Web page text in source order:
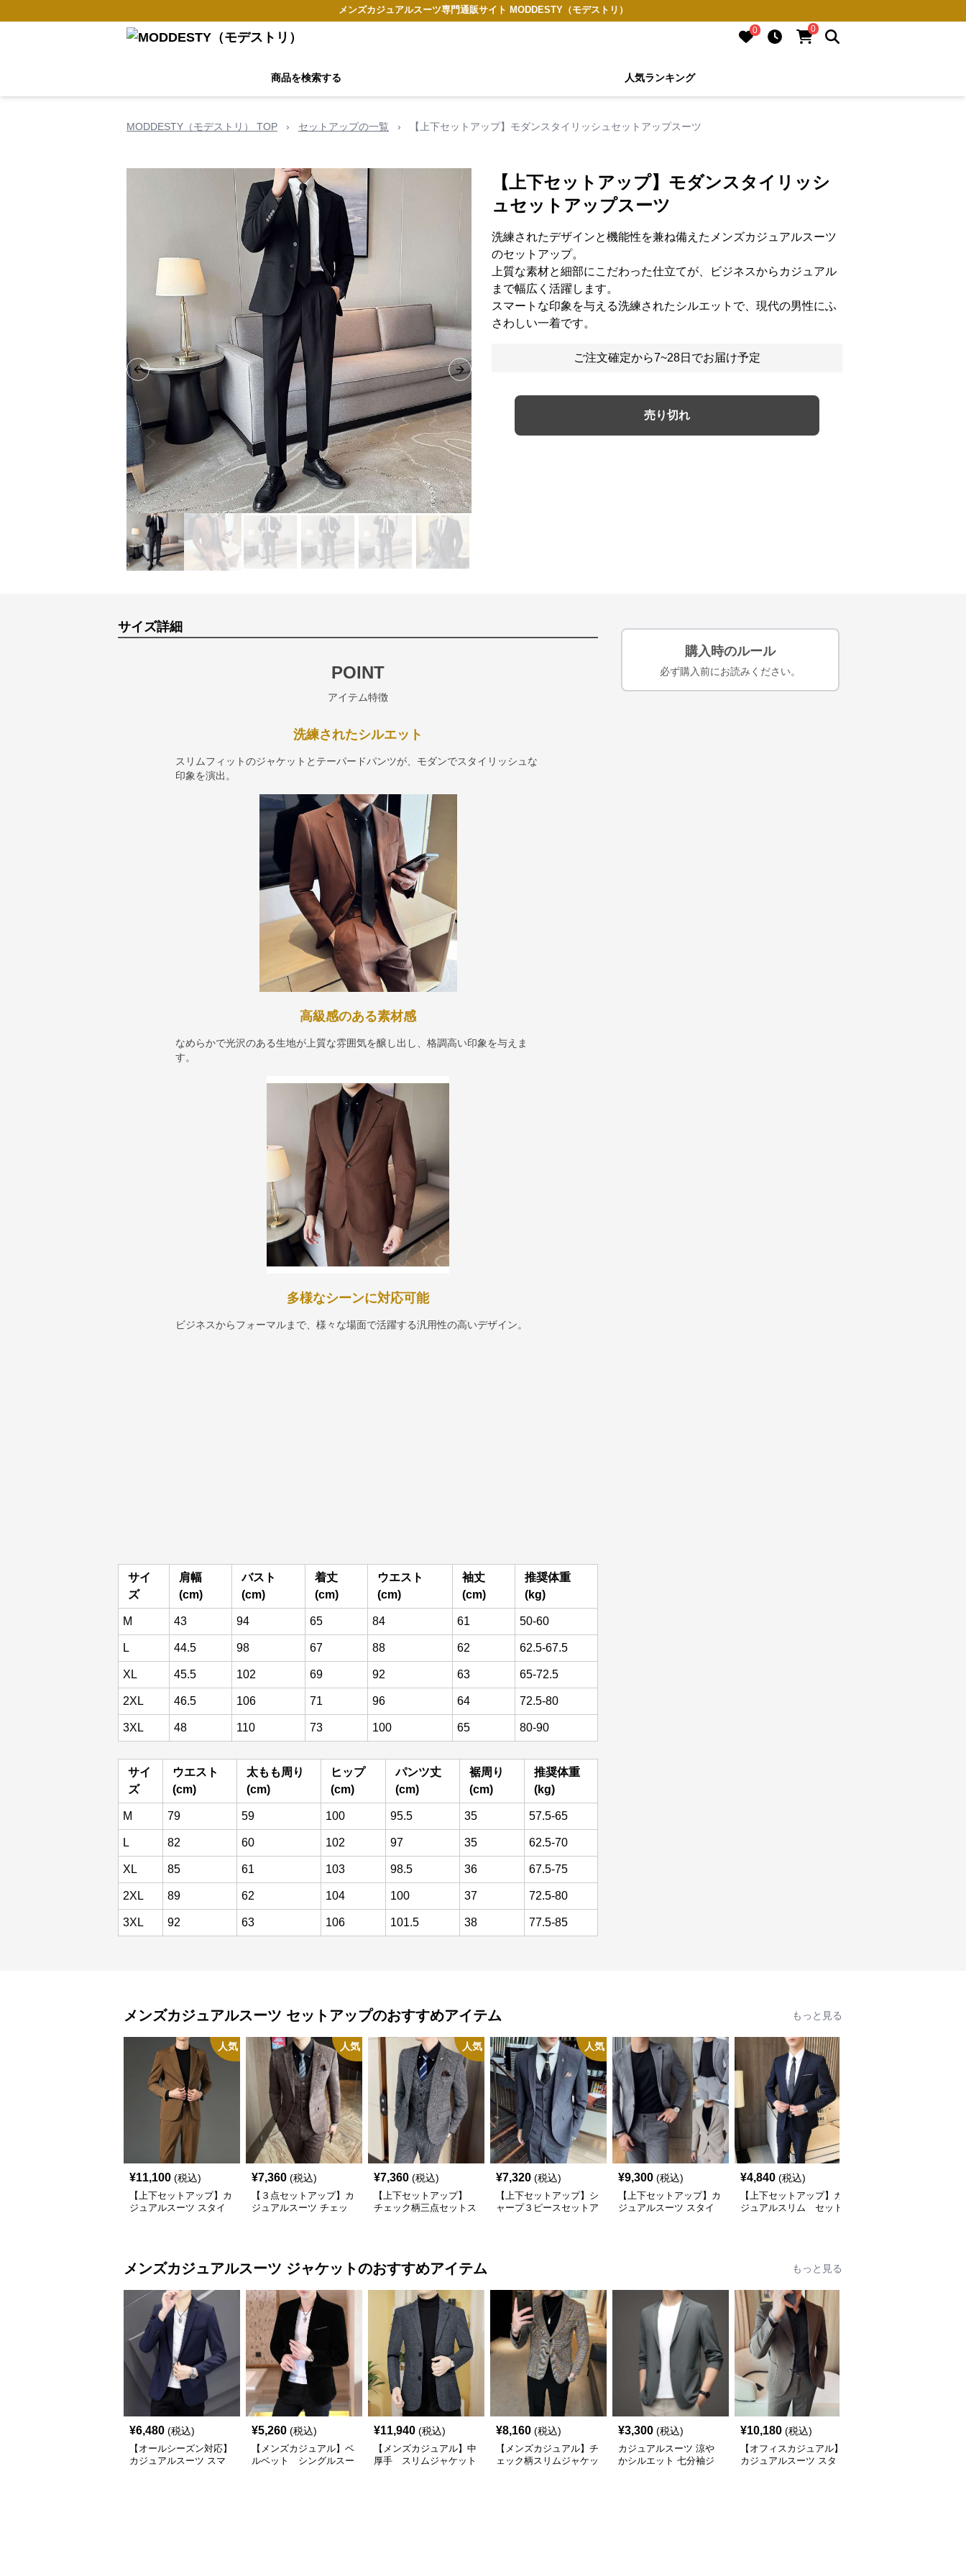
メンズカジュアルスーツ専門通販サイト MODDESTY（モデストリ）
0 0
商品を検索する 人気ランキング
MODDESTY（モデストリ） TOP › セットアップの一覧 › 【上下セットアップ】モダンスタイリッシュセットアップスーツ
Previous slide Next slide
【上下セットアップ】モダンスタイリッシ
ュセットアップスーツ
洗練されたデザインと機能性を兼ね備えたメンズカジュアルスーツ
のセットアップ。
上質な素材と細部にこだわった仕立てが、ビジネスからカジュアル
まで幅広く活躍します。
スマートな印象を与える洗練されたシルエットで、現代の男性にふ
さわしい一着です。
ご注文確定から7~28日でお届け予定
売り切れ
サイズ詳細
POINT
アイテム特徴
洗練されたシルエット
スリムフィットのジャケットとテーパードパンツが、モダンでスタイリッシュな
印象を演出。
高級感のある素材感
なめらかで光沢のある生地が上質な雰囲気を醸し出し、格調高い印象を与えま
す。
多様なシーンに対応可能
ビジネスからフォーマルまで、様々な場面で活躍する汎用性の高いデザイン。
サイ
ズ
肩幅
(cm)
バスト
(cm)
着丈
(cm)
ウエスト
(cm)
袖丈
(cm)
推奨体重
(kg)
M 43 94 65 84 61 50-60
L 44.5 98 67 88 62 62.5-67.5
XL 45.5 102 69 92 63 65-72.5
2XL 46.5 106 71 96 64 72.5-80
3XL 48 110 73 100 65 80-90
サイ
ズ
ウエスト
(cm)
太もも周り
(cm)
ヒップ
(cm)
パンツ丈
(cm)
裾周り
(cm)
推奨体重
(kg)
M 79 59 100 95.5 35 57.5-65
L 82 60 102 97 35 62.5-70
XL 85 61 103 98.5 36 67.5-75
2XL 89 62 104 100 37 72.5-80
3XL 92 63 106 101.5 38 77.5-85
購入時のルール
必ず購入前にお読みください。
メンズカジュアルスーツ セットアップのおすすめアイテム もっと見る
人気
¥11,100 (税込)
【上下セットアップ】カ
ジュアルスーツ スタイ
人気
¥7,360 (税込)
【３点セットアップ】カ
ジュアルスーツ チェッ
人気
¥7,360 (税込)
【上下セットアップ】
チェック柄三点セットス
人気
¥7,320 (税込)
【上下セットアップ】シ
ャープ３ピースセットア
¥9,300 (税込)
【上下セットアップ】カ
ジュアルスーツ スタイ
¥4,840 (税込)
【上下セットアップ】カ
ジュアルスリム セット
メンズカジュアルスーツ ジャケットのおすすめアイテム もっと見る
¥6,480 (税込)
【オールシーズン対応】
カジュアルスーツ スマ
¥5,260 (税込)
【メンズカジュアル】ベ
ルベット シングルスー
¥11,940 (税込)
【メンズカジュアル】中
厚手 スリムジャケット
¥8,160 (税込)
【メンズカジュアル】チ
ェック柄スリムジャケッ
¥3,300 (税込)
カジュアルスーツ 涼や
かシルエット 七分袖ジ
¥10,180 (税込)
【オフィスカジュアル】
カジュアルスーツ スタ